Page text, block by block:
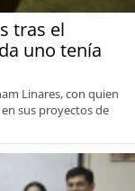
tras el
uno tenía
Linares, con quien
sus proyectos de